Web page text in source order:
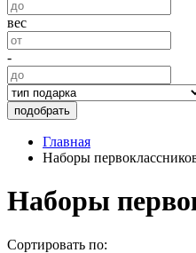
вес
-
подобрать
Главная
Наборы
Наборы
Сортировать по: